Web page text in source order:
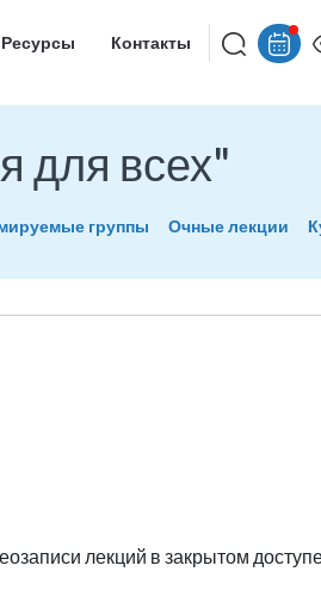
Ресурсы Контакты
для всех"
группы Очные лекции
лекций в закрытом